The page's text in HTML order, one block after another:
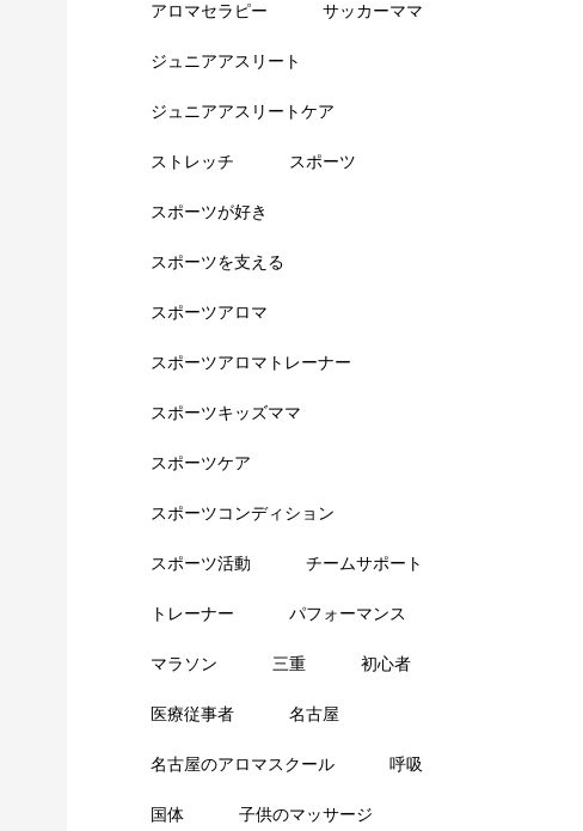
アロマセラピー サッカーママ
ジュニアアスリート
ジュニアアスリートケア
ストレッチ スポーツ
スポーツが好き
スポーツを支える
スポーツアロマ
スポーツアロマトレーナー
スポーツキッズママ
スポーツケア
スポーツコンディション
スポーツ活動 チームサポート
トレーナー パフォーマンス
マラソン 三重 初心者
医療従事者 名古屋
名古屋のアロマスクール 呼吸
国体 子供のマッサージ